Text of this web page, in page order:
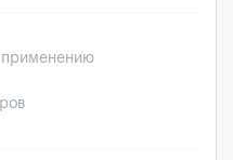
применению